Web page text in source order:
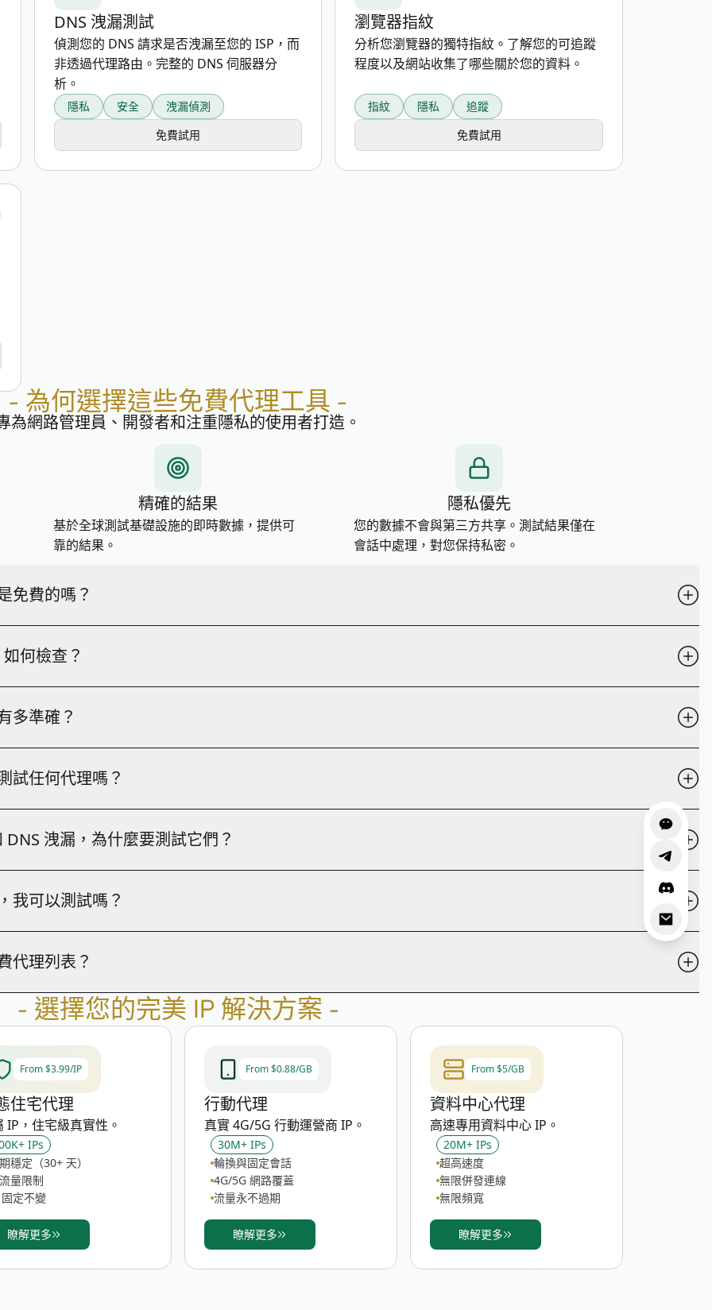
DNS 洩漏測試
偵測您的 DNS 請求是否洩漏至您的 ISP，而
非透過代理路由。完整的 DNS 伺服器分
析。
隱私 安全
洩漏偵測
免費試用
瀏覽器指紋
分析您瀏覽器的獨特指紋。了解您的可追蹤
程度以及網站收集了哪些關於您的資料。
指紋 隱私
追蹤
免費試用
- 為何選擇這些免費代理工具 -
為網路管理員、開發者和注重隱私的使用者打造。
精確的結果
基於全球測試基礎設施的即時數據，提供可
靠的結果。
隱私優先
您的數據不會與第三方共享。測試結果僅在
會話中處理，對您保持私密。
免費的嗎？
何檢查？
們的 IP 黑名單檢查工具會掃描多個主流 DNS 黑名單資料庫，即時告知您的 IP 是否被列入。
多準確？
試任何代理嗎？
理 — 無論是來自 IPOasis 還是其他供應商。代理檢測器支援 HTTP、HTTPS 和 SOCKS5 協定，並提供包括速度、位置和匿
DNS 洩漏，為什麼要測試它們？
瀏覽器暴露您的真實 IP 位址，即使在使用代理或 VPN 時也是如此。DNS 洩漏會將您的 DNS 查詢發送到您的 ISP，而非透
訪問的網站。兩者都會損害您的匿名性。我們的 WebRTC 洩漏測試和 DNS 洩漏測試可以偵測這些漏洞，讓您在身份被暴露
我可以測試嗎？
器的獨特特徵 — 螢幕解析度、已安裝字體、WebGL 渲染器、時區等 — 即使沒有 Cookie 也能建立可追蹤的身份。我們的
示您的瀏覽器暴露了哪些資料，讓您評估自己的可追蹤程度並採取措施減少數位指紋。
代理列表？
定期刷新的公共代理合集，可按國家、協議（HTTP、HTTPS、SOCKS5）和匿名級別篩選。公共代理僅供測試和評估使用
不同。如需正式環境使用，建議選擇我們的付費方案。
- 選擇您的完美 IP 解決方案 -
From $3.99/IP
住宅代理
IP，住宅級真實性。
IPs
穩定（30+ 天）
量限制
定不變
瞭解更多
From $0.88/GB
行動代理
真實 4G/5G 行動運營商 IP。
30M+ IPs
輪換與固定會話
4G/5G 網路覆蓋
流量永不過期
瞭解更多
From $5/GB
資料中心代理
高速專用資料中心 IP。
20M+ IPs
超高速度
無限併發連線
無限頻寬
瞭解更多